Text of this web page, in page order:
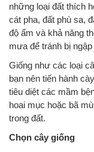
những loại đất thích
cát pha, đất phù sa,
độ ẩm và khả năng
mưa để tránh bị ngập
Giống như các loại
bạn nên tiến hành
tiêu diệt các mầm
hoai mục hoặc bã
trong đất.
Chọn cây giống